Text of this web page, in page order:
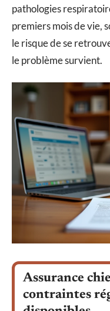
pathologies
premiers mois de vie,
le risque de se
le problème survient.
Assurance
contraintes